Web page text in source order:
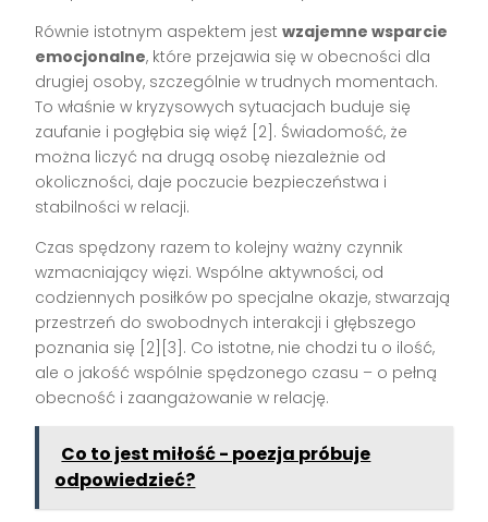
Równie istotnym aspektem jestwzajemne wsparcie
emocjonalne, które przejawia się w obecności dla
drugiej osoby, szczególnie w trudnych momentach.
To właśnie w kryzysowych sytuacjach buduje się
zaufanie i pogłębia się więź [2]. Świadomość, że
można liczyć na drugą osobę niezależnie od
okoliczności, daje poczucie bezpieczeństwa i
stabilności w relacji.
Czas spędzony razem to kolejny ważny czynnik
wzmacniający więzi. Wspólne aktywności, od
codziennych posiłków po specjalne okazje, stwarzają
przestrzeń do swobodnych interakcji i głębszego
poznania się [2][3]. Co istotne, nie chodzi tu o ilość,
ale o jakość wspólnie spędzonego czasu – o pełną
obecność i zaangażowanie w relację.
Co to jest miłość - poezja próbuje
odpowiedzieć?